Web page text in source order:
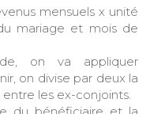
mensuels x unité
mariage et mois de
on va appliquer
on divise par deux la
les ex-conjoints.